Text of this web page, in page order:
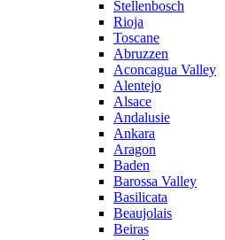
Stellenbosch
Rioja
Toscane
Abruzzen
Aconcagua Valley
Alentejo
Alsace
Andalusie
Ankara
Aragon
Baden
Barossa Valley
Basilicata
Beaujolais
Beiras